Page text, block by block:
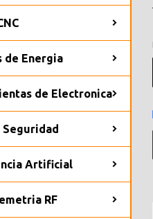
de Energia
de Electronica
Seguridad
Artificial
RF